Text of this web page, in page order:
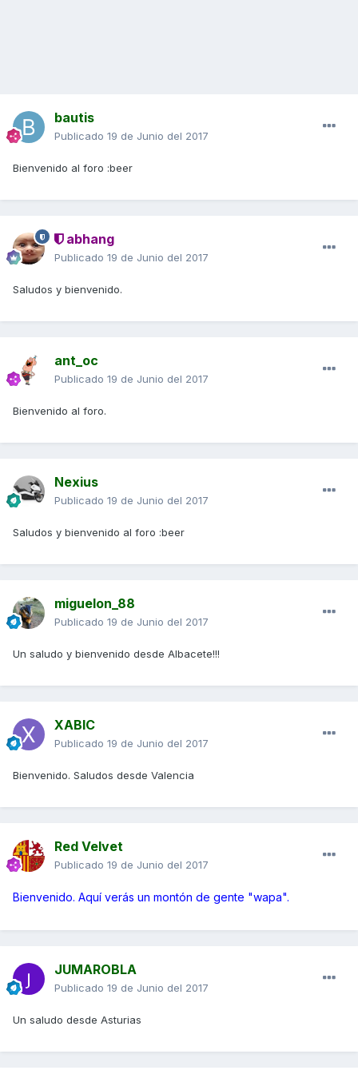
bautis
Publicado 19 de Junio del 2017
Bienvenido al foro :beer
abhang
Publicado 19 de Junio del 2017
Saludos y bienvenido.
ant_oc
Publicado 19 de Junio del 2017
Bienvenido al foro.
Nexius
Publicado 19 de Junio del 2017
Saludos y bienvenido al foro :beer
miguelon_88
Publicado 19 de Junio del 2017
Un saludo y bienvenido desde Albacete!!!
XABIC
Publicado 19 de Junio del 2017
Bienvenido. Saludos desde Valencia
Red Velvet
Publicado 19 de Junio del 2017
Bienvenido. Aquí verás un montón de gente "wapa".
JUMAROBLA
Publicado 19 de Junio del 2017
Un saludo desde Asturias